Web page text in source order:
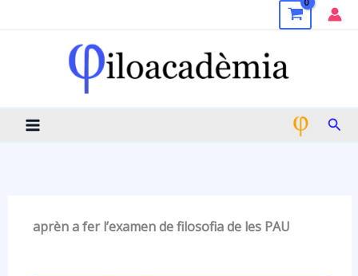
aprèn a fer l’examen de filosofia de les PAU